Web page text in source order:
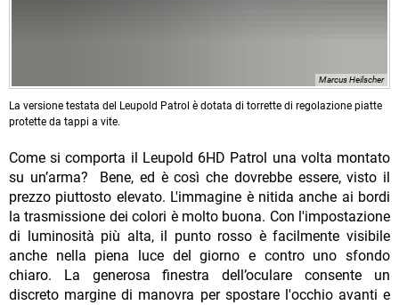
Marcus Heilscher
La versione testata del Leupold Patrol è dotata di torrette di regolazione piatte
protette da tappi a vite.
Come si comporta il Leupold 6HD Patrol una volta montato
su un’arma? Bene, ed è così che dovrebbe essere, visto il
prezzo piuttosto elevato. L'immagine è nitida anche ai bordi
la trasmissione dei colori è molto buona. Con l'impostazione
di luminosità più alta, il punto rosso è facilmente visibile
anche nella piena luce del giorno e contro uno sfondo
chiaro. La generosa finestra dell’oculare consente un
discreto margine di manovra per spostare l'occhio avanti e